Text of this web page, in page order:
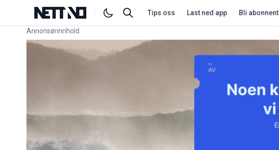
Tips oss Last ned app Bli abonnent
Annonsørinnhold
Link for annonse